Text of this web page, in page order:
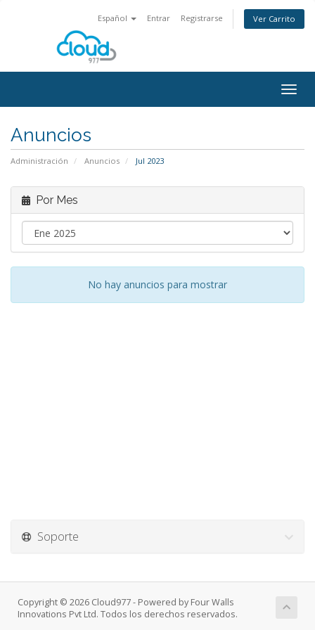
Español Entrar Registrarse Ver Carrito
Anuncios
Administración Anuncios Jul 2023
Por Mes
No hay anuncios para mostrar
Soporte
Copyright © 2026 Cloud977 - Powered by Four Walls
Innovations Pvt Ltd. Todos los derechos reservados.